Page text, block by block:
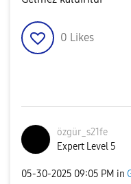
0 Likes
özgür_s21fe
Expert Level 5
‎05-30-2025 09:05 PM in